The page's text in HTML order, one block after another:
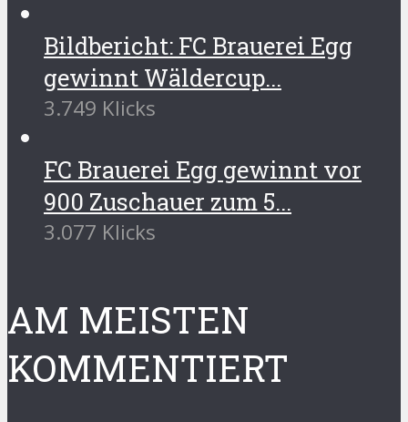
Bildbericht: FC Brauerei Egg
gewinnt Wäldercup...
3.749 Klicks
FC Brauerei Egg gewinnt vor
900 Zuschauer zum 5...
3.077 Klicks
AM MEISTEN
KOMMENTIERT